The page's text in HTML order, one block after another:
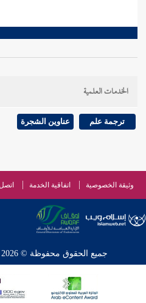
الخدمات العلمية
ترجمة علم عناوين الشجرة
وثيقة الخصوصية اتفاقية الخدمة اتصل
جميع الحقوق محفوظة © 2026 - 1998 لشبكة إسلام ويب